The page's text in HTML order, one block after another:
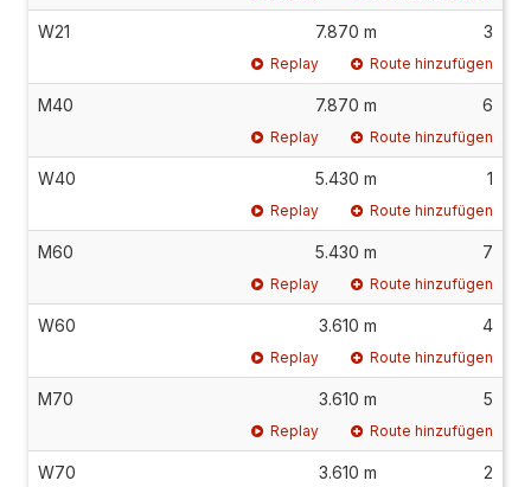
W21 7.870 m 3
Replay Route hinzufügen
M40 7.870 m 6
Replay Route hinzufügen
W40 5.430 m 1
Replay Route hinzufügen
M60 5.430 m 7
Replay Route hinzufügen
W60 3.610 m 4
Replay Route hinzufügen
M70 3.610 m 5
Replay Route hinzufügen
W70 3.610 m 2